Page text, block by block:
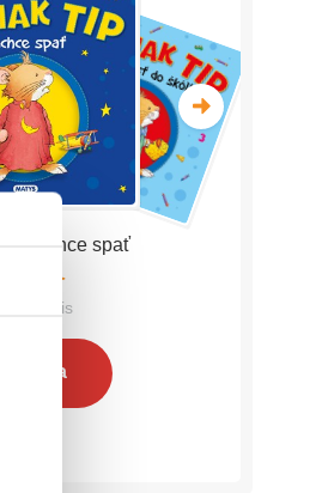
- nechce spať
Casalis
séria